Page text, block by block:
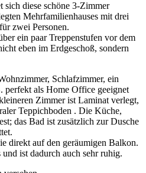
diese schöne 3-Zimmer
Mehrfamilienhauses mit drei
zwei Personen.
ein paar Treppenstufen vor dem
eben im Erdgeschoß, sondern
Schlafzimmer, ein
perfekt als Home Office geeignet
Zimmer ist Laminat verlegt,
Teppichboden . Die Küche,
das Bad ist zusätzlich zur Dusche
direkt auf den geräumigen Balkon.
ist dadurch auch sehr ruhig.